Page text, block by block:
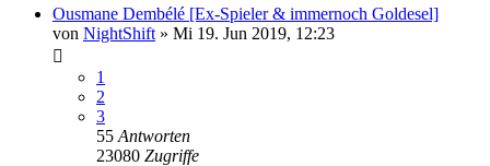
Ousmane Dembélé [Ex-Spieler & immernoch Goldesel]
von NightShift » Mi 19. Jun 2019, 12:23
1
2
3
55 Antworten
23080 Zugriffe